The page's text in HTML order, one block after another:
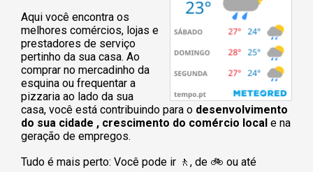
Aqui você encontra os
melhores comércios, lojas e
prestadores de serviço
pertinho da sua casa. Ao
comprar no mercadinho da
esquina ou frequentar a
pizzaria ao lado da sua
casa, você está contribuindo para o desenvolvimento
do sua cidade , crescimento do comércio local e na
geração de empregos.
Tudo é mais perto: Você pode ir 🚶‍, de 🚲 ou até